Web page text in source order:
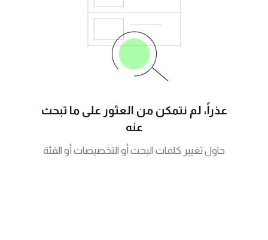
عذراً، لم نتمكن من العثور على ما تبحث
عنه
حاول تغيير كلمات البحث أو التخصيصات أو الفئة